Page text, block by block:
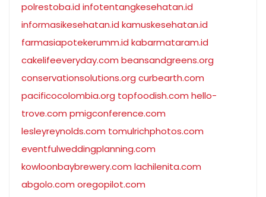
polrestoba.id infotentangkesehatan.id
informasikesehatan.id kamuskesehatan.id
farmasiapotekerumm.id kabarmataram.id
cakelifeeveryday.com beansandgreens.org
conservationsolutions.org curbearth.com
pacificocolombia.org topfoodish.com hello-
trove.com pmigconference.com
lesleyreynolds.com tomulrichphotos.com
eventfulweddingplanning.com
kowloonbaybrewery.com lachilenita.com
abgolo.com oregopilot.com